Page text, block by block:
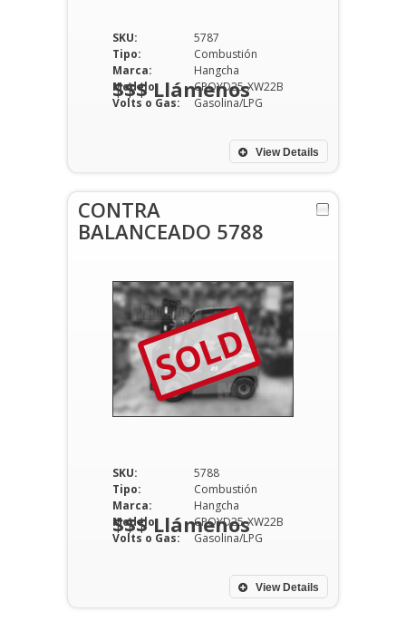
SKU:
5787
Tipo:
Combustión
Marca:
Hangcha
Modelo:
CPQYD25-XW22B
Volts o Gas:
Gasolina/LPG
View Details
$$$ Llámenos
CONTRA
BALANCEADO 5788
SOLD
SKU:
5788
Tipo:
Combustión
Marca:
Hangcha
Modelo:
CPQYD25-XW22B
Volts o Gas:
Gasolina/LPG
View Details
$$$ Llámenos